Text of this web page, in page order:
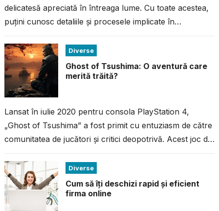
delicatesă apreciată în întreaga lume. Cu toate acestea,
puțini cunosc detaliile și procesele implicate în
Diverse
Ghost of Tsushima: O aventură care
merită trăită?
Lansat în iulie 2020 pentru consola PlayStation 4,
„Ghost of Tsushima” a fost primit cu entuziasm de către
comunitatea de jucători și critici deopotrivă. Acest joc de
Diverse
Cum să îți deschizi rapid și eficient
firma online